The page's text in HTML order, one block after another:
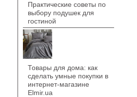
Практические советы по
выбору подушек для
гостиной
Товары для дома: как
сделать умные покупки в
интернет-магазине
Elmir.ua